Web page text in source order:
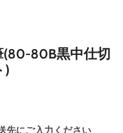
80B黒中仕切
)
先にご入力ください